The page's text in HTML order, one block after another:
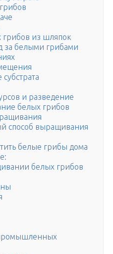
из шляпок
за белыми грибами
и разведение
белых грибов
способ выращивания
белые грибы дома
белых грибов